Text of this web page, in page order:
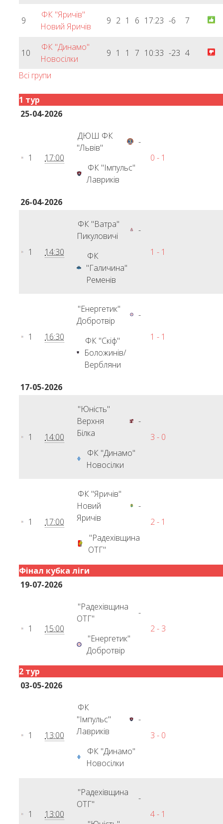
9
ФК "Яричів"
Новий Яричів
9 2 1 6 17:23 -6 7
10
ФК "Динамо"
Новосілки
9 1 1 7 10:33 -23 4
Всі групи
1 тур
25-04-2026
1 17:00
ДЮШ ФК
"Львів"
-
ФК "Імпульс"
Лавриків
0 - 1
26-04-2026
1 14:30
ФК "Ватра"
Пикуловичі
-
ФК
"Галичина"
Ременів
1 - 1
1 16:30
"Енергетик"
Добротвір
-
ФК "Скіф"
Боложинів/
Вербляни
1 - 1
17-05-2026
1 14:00
"Юність"
Верхня
Білка
-
ФК "Динамо"
Новосілки
3 - 0
1 17:00
ФК "Яричів"
Новий
Яричів
-
"Радехівщина
ОТГ"
2 - 1
Фінал кубка ліги
19-07-2026
1 15:00
"Радехівщина
ОТГ"
-
"Енергетик"
Добротвір
2 - 3
2 тур
03-05-2026
1 13:00
ФК
"Імпульс"
Лавриків
-
ФК "Динамо"
Новосілки
3 - 0
1 13:00
"Радехівщина
ОТГ"
-
4 - 1